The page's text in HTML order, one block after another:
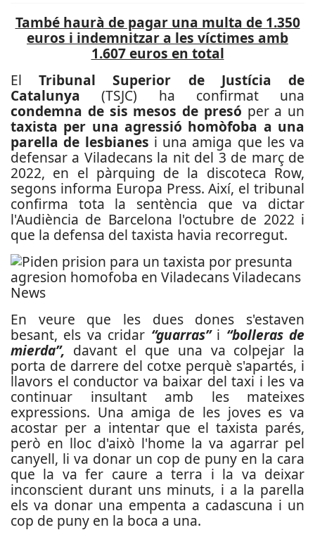
També haurà de pagar una multa de 1.350
euros i indemnitzar a les víctimes amb
1.607 euros en total
ElTribunal Superior de Justícia de
Catalunya (TSJC) ha confirmat una
condemna de sis mesos de presó per a un
taxista per una agressió homòfoba a una
parella de lesbianes i una amiga que les va
defensar a Viladecans la nit del 3 de març de
2022, en el pàrquing de la discoteca Row,
segons informa Europa Press. Així, el tribunal
confirma tota la sentència que va dictar
l'Audiència de Barcelona l'octubre de 2022 i
que la defensa del taxista havia recorregut.
En veure que les dues dones s'estaven
besant, els va cridar “guarras”i “bolleras de
mierda”, davant el que una va colpejar la
porta de darrere del cotxe perquè s'apartés, i
llavors el conductor va baixar del taxi i les va
continuar insultant amb les mateixes
expressions. Una amiga de les joves es va
acostar per a intentar que el taxista parés,
però en lloc d'això l'home la va agarrar pel
canyell, li va donar un cop de puny en la cara
que la va fer caure a terra i la va deixar
inconscient durant uns minuts, i a la parella
els va donar una empenta a cadascuna i un
cop de puny en la boca a una.